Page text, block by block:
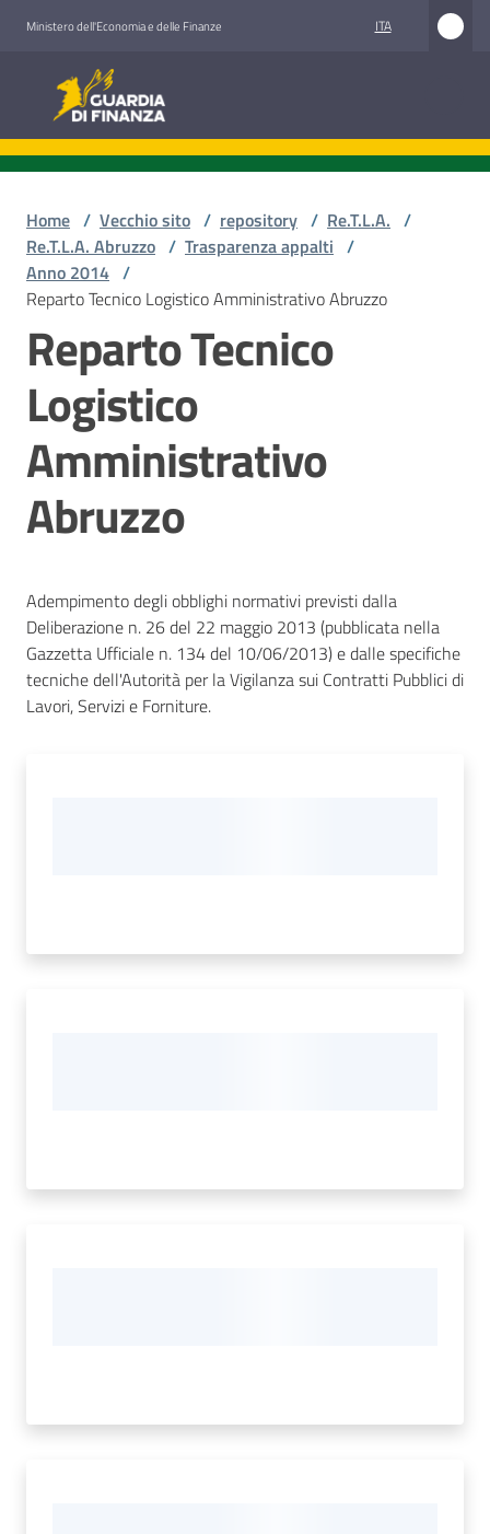
Ministero dell'Economia e delle Finanze ITA
Guardia di Finanza
Home / Vecchio sito / repository / Re.T.L.A. /
Re.T.L.A. Abruzzo / Trasparenza appalti /
Anno 2014 /
Reparto Tecnico Logistico Amministrativo Abruzzo
Reparto Tecnico
Logistico
Amministrativo
Abruzzo
Adempimento degli obblighi normativi previsti dalla
Deliberazione n. 26 del 22 maggio 2013 (pubblicata nella
Gazzetta Ufficiale n. 134 del 10/06/2013) e dalle specifiche
tecniche dell'Autorità per la Vigilanza sui Contratti Pubblici di
Lavori, Servizi e Forniture.